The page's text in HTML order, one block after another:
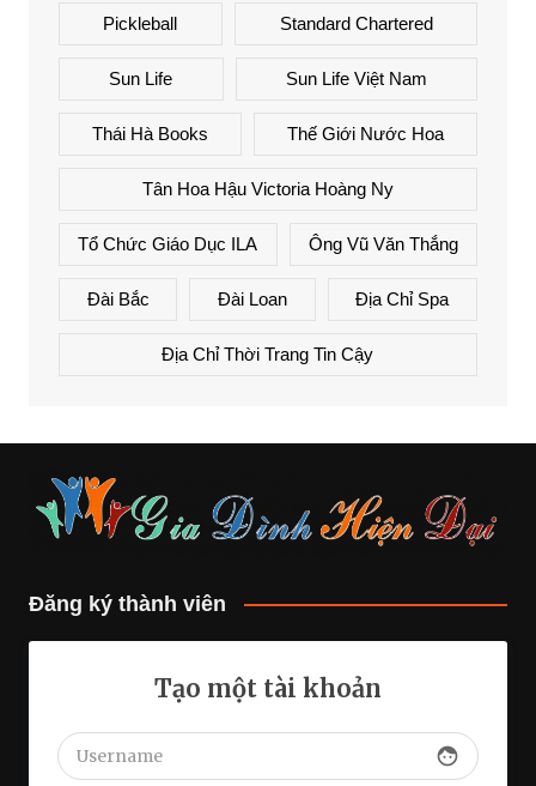
Pickleball Standard Chartered
Sun Life Sun Life Việt Nam
Thái Hà Books Thế Giới Nước Hoa
Tân Hoa Hậu Victoria Hoàng Ny
Tổ Chức Giáo Dục ILA Ông Vũ Văn Thắng
Đài Bắc Đài Loan Địa Chỉ Spa
Địa Chỉ Thời Trang Tin Cậy
Đăng ký thành viên
Tạo một tài khoản
face